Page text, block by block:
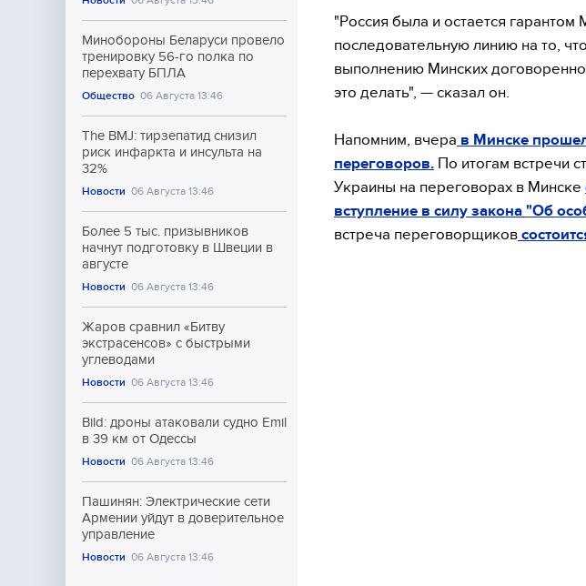
Минобороны Беларуси провело
тренировку 56-го полка по
перехвату БПЛА
Общество 06 Августа 13:46
The BMJ: тирзепатид снизил
риск инфаркта и инсульта на
32%
Новости 06 Августа 13:46
Более 5 тыс. призывников
начнут подготовку в Швеции в
августе
Новости 06 Августа 13:46
Жаров сравнил «Битву
экстрасенсов» с быстрыми
углеводами
Новости 06 Августа 13:46
Bild: дроны атаковали судно Emil
в 39 км от Одессы
Новости 06 Августа 13:46
Пашинян: Электрические сети
Армении уйдут в доверительное
управление
Новости 06 Августа 13:46
"Россия была и остается
последовательную линию на то,
выполнению Минских
это делать", — сказал он.
Напомним, вчера в Минске
переговоров. По итогам встречи
Украины на переговорах в Минске
вступление в силу закона "Об
встреча переговорщиков